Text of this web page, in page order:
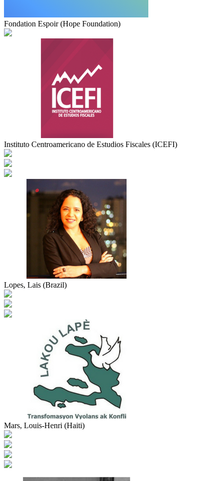
Fondation Espoir (Hope Foundation)
Instituto Centroamericano de Estudios Fiscales (ICEFI)
Lopes, Lais (Brazil)
Mars, Louis-Henri (Haiti)